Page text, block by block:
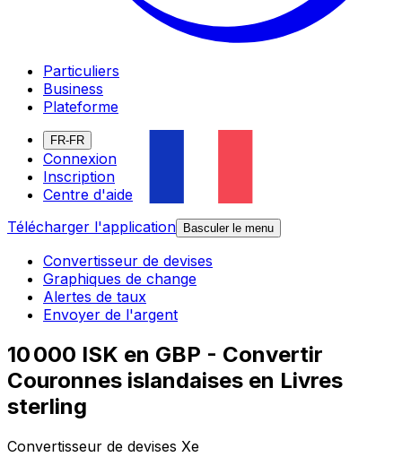
Particuliers
Business
Plateforme
FR-FR
Connexion
Inscription
Centre d'aide
Télécharger l'application
Basculer le menu
Convertisseur de devises
Graphiques de change
Alertes de taux
Envoyer de l'argent
10 000 ISK en GBP - Convertir
Couronnes islandaises en Livres
sterling
Convertisseur de devises Xe